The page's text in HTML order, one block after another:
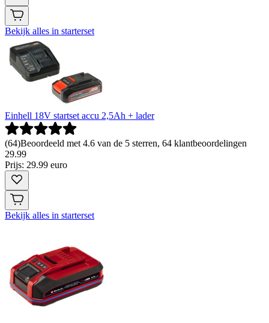
Bekijk alles in starterset
Einhell 18V startset accu 2,5Ah + lader
(64)Beoordeeld met 4.6 van de 5 sterren, 64 klantbeoordelingen
29.99
Prijs: 29.99 euro
Bekijk alles in starterset